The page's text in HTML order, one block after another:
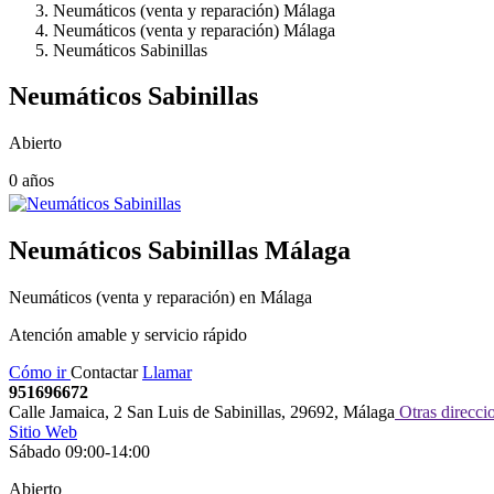
Neumáticos (venta y reparación) Málaga
Neumáticos (venta y reparación) Málaga
Neumáticos Sabinillas
Neumáticos Sabinillas
Abierto
0 años
Neumáticos Sabinillas Málaga
Neumáticos (venta y reparación) en Málaga
Atención amable y servicio rápido
Cómo irContactarLlamar
951696672
Calle Jamaica, 2 San Luis de Sabinillas, 29692, Málaga Otras
Sitio Web
Sábado 09:00-14:00
Abierto